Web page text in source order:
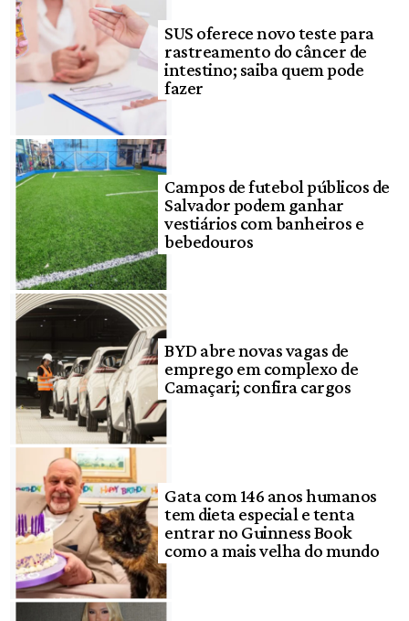
SUS oferece novo teste para
rastreamento do câncer de
intestino; saiba quem pode
fazer
Campos de futebol públicos de
Salvador podem ganhar
vestiários com banheiros e
bebedouros
BYD abre novas vagas de
emprego em complexo de
Camaçari; confira cargos
Gata com 146 anos humanos
tem dieta especial e tenta
entrar no Guinness Book
como a mais velha do mundo